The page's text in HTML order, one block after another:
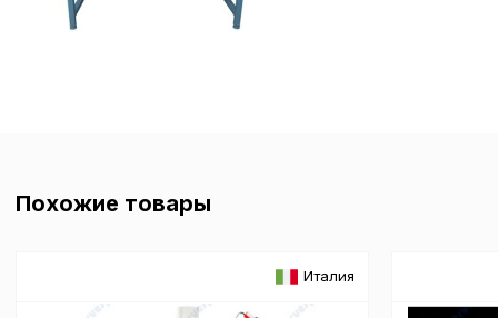
Похожие товары
Италия